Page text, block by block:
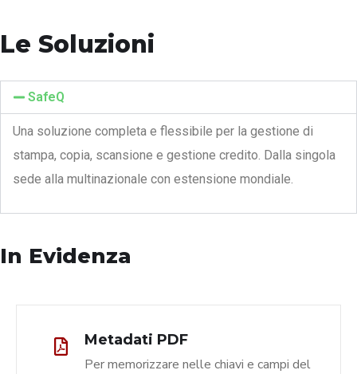
Le Soluzioni
SafeQ
Una soluzione completa e flessibile per la gestione di
stampa, copia, scansione e gestione credito. Dalla singola
sede alla multinazionale con estensione mondiale.
In Evidenza
Metadati PDF
Per memorizzare nelle chiavi e campi del